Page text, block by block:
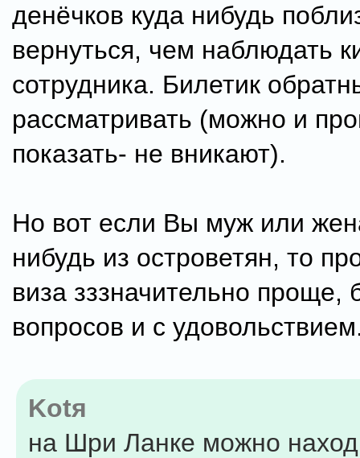
денёчков куда нибудь
вернуться, чем наблюдать
сотрудника. Билетик
рассматривать (можно и
показать- не вникают).
Но вот если Вы муж или
нибудь из островетян, то
виза зззначительно проще,
вопросов и с
Kotя
на Шри Ланке можно